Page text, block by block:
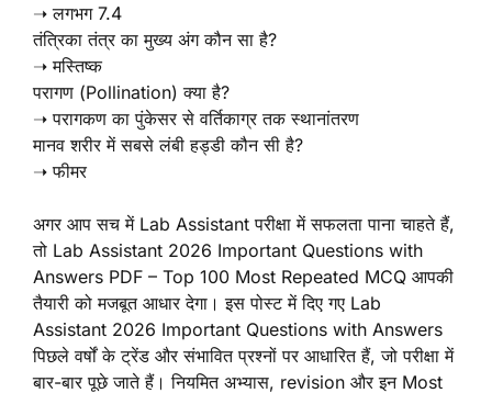
➝ लगभग 7.4
तंत्रिका तंत्र का मुख्य अंग कौन सा है?
➝ मस्तिष्क
परागण (Pollination) क्या है?
➝ परागकण का पुंकेसर से वर्तिकाग्र तक स्थानांतरण
मानव शरीर में सबसे लंबी हड्डी कौन सी है?
➝ फीमर
अगर आप सच में Lab Assistant परीक्षा में सफलता पाना चाहते हैं,
तो Lab Assistant 2026 Important Questions with
Answers PDF – Top 100 Most Repeated MCQ आपकी
तैयारी को मजबूत आधार देगा। इस पोस्ट में दिए गए Lab
Assistant 2026 Important Questions with Answers
पिछले वर्षों के ट्रेंड और संभावित प्रश्नों पर आधारित हैं, जो परीक्षा में
बार-बार पूछे जाते हैं। नियमित अभ्यास, revision और इन Most